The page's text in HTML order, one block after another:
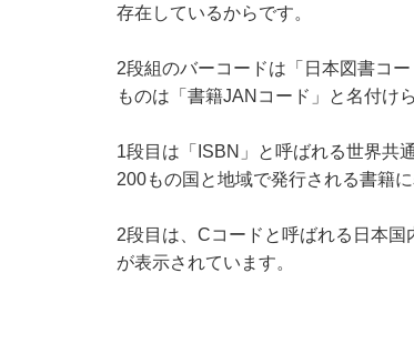
存在しているからです。
2段組のバーコードは「日本図書コ
ものは「書籍JANコード」と名付け
1段目は「ISBN」と呼ばれる世界共
200もの国と地域で発行される書籍に
2段目は、Cコードと呼ばれる日本
が表示されています。